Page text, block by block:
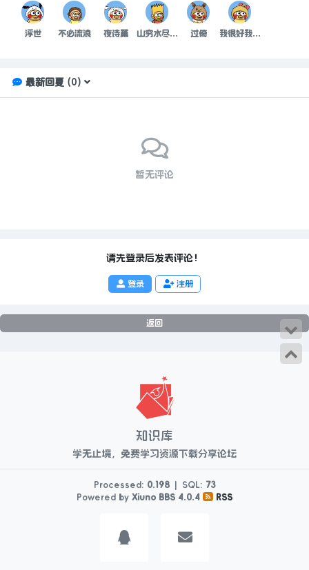
浮世 不必流浪 夜诗篇 山穷水尽我也等 过倚 我很好我还能微笑呢
最新回复 (0)
暂无评论
请先登录后发表评论！
登录 注册
返回
知识库
学无止境，免费学习资源下载分享论坛
Processed: 0.198 SQL: 73
Powered byXiuno BBS 4.0.4 RSS